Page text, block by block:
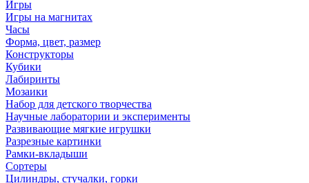
Игры
Игры на магнитах
Часы
Форма, цвет, размер
Конструкторы
Кубики
Лабиринты
Мозаики
Набор для детского творчества
Научные лаборатории и эксперименты
Развивающие мягкие игрушки
Разрезные картинки
Рамки-вкладыши
Сортеры
Цилиндры, стучалки, горки